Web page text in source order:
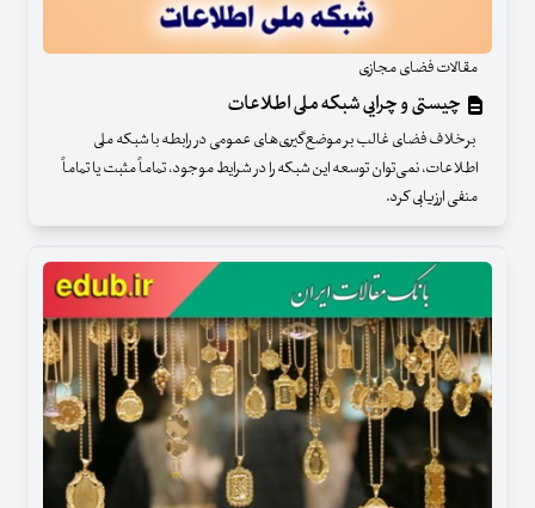
مقالات فضای مجازی
چیستی و چرایی شبکه ملی اطلاعات
برخلاف فضای غالب بر موضع‌گیری‌های عمومی در رابطه با شبکه ملی
اطلاعات، نمی‌توان توسعه این شبکه را در شرایط موجود، تماماً مثبت یا تماماً
منفی ارزیابی کرد.